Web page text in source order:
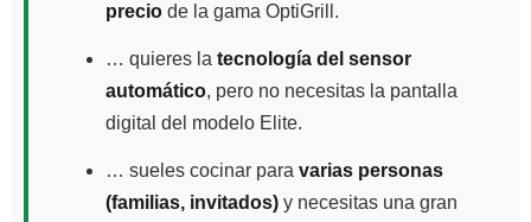
precio de la gama OptiGrill.
… quieres la tecnología del sensor
automático, pero no necesitas la pantalla
digital del modelo Elite.
… sueles cocinar para varias personas
(familias, invitados) y necesitas una gran